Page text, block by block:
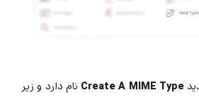
Create A MIME Type نام دارد و زیر